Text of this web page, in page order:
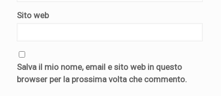
Sito web
Salva il mio nome, email e sito web in questo
browser per la prossima volta che commento.